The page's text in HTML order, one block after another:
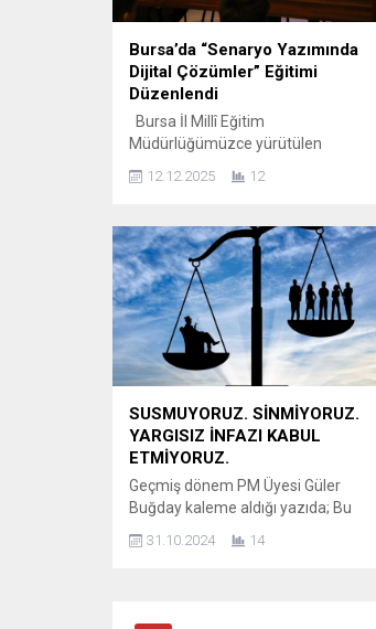
Bursa’da “Senaryo Yazımında
Dijital Çözümler” Eğitimi
Düzenlendi
Bursa İl Millî Eğitim
Müdürlüğümüzce yürütülen
sektörel iş birliği çalışmaları
kapsamında, öğrenci ve
Yazımında Dijital Çözümler” başlıklı
bir eğitim ve bilgilendirme programı
organize edildi. Program, Radyo-
Televizyon ve Gazetecilik
bulunduğu Yıldırım Ticaret Mesleki
ve Teknik Anadolu Lisesi ile
Hamitler TOKİ Mesleki ve Teknik
Anadolu Lisesinde eş...
12.12.2025 12
SUSMUYORUZ. SİNMİYORUZ.
YARGISIZ İNFAZI KABUL
ETMİYORUZ.
Geçmiş dönem PM Üyesi Güler
Buğday kaleme aldığı yazıda; Bu
paylaşacaktım. CHP’deki birçok
31.10.2024 14